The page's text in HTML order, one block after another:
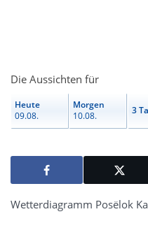
Die Aussichten für
Heute
09.08.
Morgen
10.08.
3
Wetterdiagramm Posëlok